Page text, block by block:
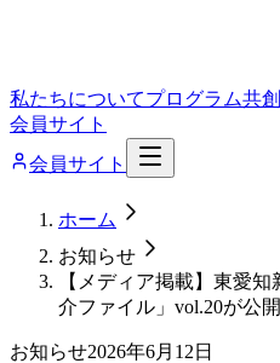
私たちについてプログラム共
会員サイト
会員サイト
ホーム
お知らせ
【メディア掲載】東愛
介ファイル」vol.20が公
お知らせ2026年6月12日